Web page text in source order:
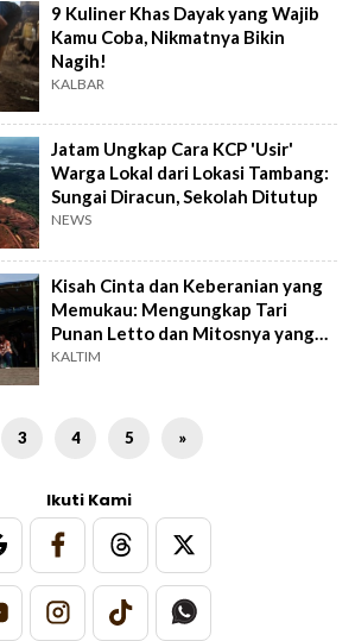
9 Kuliner Khas Dayak yang Wajib
Kamu Coba, Nikmatnya Bikin
Nagih!
KALBAR
Jatam Ungkap Cara KCP 'Usir'
Warga Lokal dari Lokasi Tambang:
Sungai Diracun, Sekolah Ditutup
NEWS
Kisah Cinta dan Keberanian yang
Memukau: Mengungkap Tari
Punan Letto dan Mitosnya yang
Menawan
KALTIM
3 4 5 »
Ikuti Kami